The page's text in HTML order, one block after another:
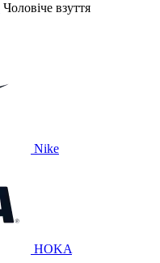
Чоловіче взуття
Nike
HOKA